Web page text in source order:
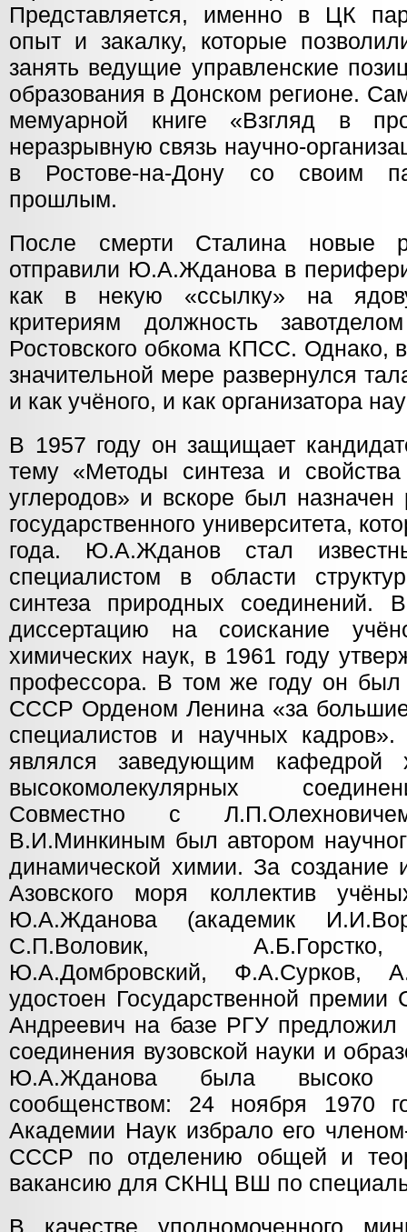
Представляется, именно в ЦК
опыт и закалку, которые
занять ведущие управленские
образования в Донском регионе.
мемуарной книге «Взгляд в
неразрывную связь научно-
в Ростове-на-Дону со своим
прошлым.
После смерти Сталина новые
отправили Ю.А.Жданова в
как в некую «ссылку» на
критериям должность
Ростовского обкома КПСС. Однако,
значительной мере развернулся
и как учёного, и как организатора
В 1957 году он защищает
тему «Методы синтеза и
углеродов» и вскоре был назначен
государственного университета,
года. Ю.А.Жданов стал
специалистом в области
синтеза природных соединений.
диссертацию на соискание
химических наук, в 1961 году
профессора. В том же году он
СССР Орденом Ленина «за большие
специалистов и научных
являлся заведующим кафедрой
высокомолекулярных
Совместно с
В.И.Минкиным был автором
динамической химии. За создание
Азовского моря коллектив
Ю.А.Жданова (академик
С.П.Воловик,
Ю.А.Домбровский, Ф.А.Сурков,
удостоен Государственной
Андреевич на базе РГУ предложил
соединения вузовской науки и
Ю.А.Жданова была высоко
сообщенством: 24 ноября 1970
Академии Наук избрало его
СССР по отделению общей и
вакансию для СКНЦ ВШ по
В качестве уполномоченного